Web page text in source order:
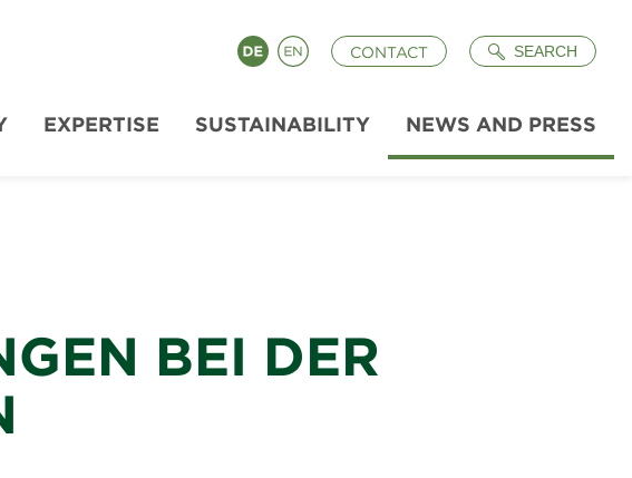
DeutschEnglishCONTACT SearchSEARCH
EXPERTISE SUSTAINABILITY NEWS AND PRESS
BEI DER